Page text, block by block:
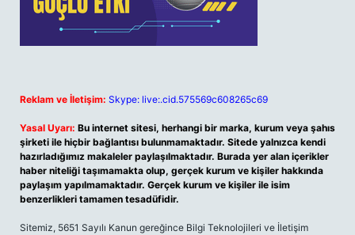
Reklam ve İletişim: Skype: live:.cid.575569c608265c69
Yasal Uyarı: Bu internet sitesi, herhangi bir marka, kurum veya şahıs
şirketi ile hiçbir bağlantısı bulunmamaktadır. Sitede yalnızca kendi
hazırladığımız makaleler paylaşılmaktadır. Burada yer alan içerikler
haber niteliği taşımamakta olup, gerçek kurum ve kişiler hakkında
paylaşım yapılmamaktadır. Gerçek kurum ve kişiler ile isim
benzerlikleri tamamen tesadüfidir.
Sitemiz, 5651 Sayılı Kanun gereğince Bilgi Teknolojileri ve İletişim